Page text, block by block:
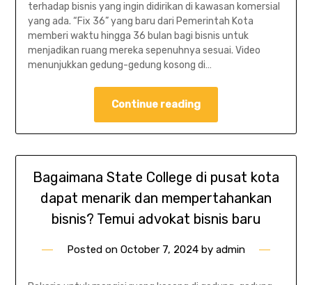
terhadap bisnis yang ingin didirikan di kawasan komersial
yang ada. “Fix 36” yang baru dari Pemerintah Kota
memberi waktu hingga 36 bulan bagi bisnis untuk
menjadikan ruang mereka sepenuhnya sesuai. Video
menunjukkan gedung-gedung kosong di…
Continue reading
Bagaimana State College di pusat kota
dapat menarik dan mempertahankan
bisnis? Temui advokat bisnis baru
Posted on October 7, 2024 by admin